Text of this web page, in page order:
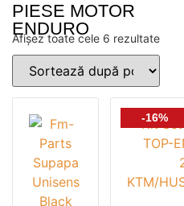
PIESE MOTOR
ENDURO
Afișez toate cele 6 rezultate
-16%